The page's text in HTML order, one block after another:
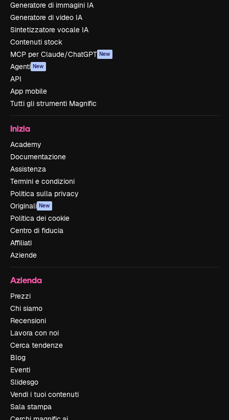
Generatore di immagini IA
Generatore di video IA
Sintetizzatore vocale IA
Contenuti stock
MCP per Claude/ChatGPT New
Agenti New
API
App mobile
Tutti gli strumenti Magnific
Inizia
Academy
Documentazione
Assistenza
Termini e condizioni
Politica sulla privacy
Originali New
Politica dei cookie
Centro di fiducia
Affiliati
Aziende
Azienda
Prezzi
Chi siamo
Recensioni
Lavora con noi
Cerca tendenze
Blog
Eventi
Slidesgo
Vendi i tuoi contenuti
Sala stampa